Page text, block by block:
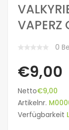
VAPERZ
0
€9,00
Netto€9,00
Artikelnr.
Verfügbarkeit